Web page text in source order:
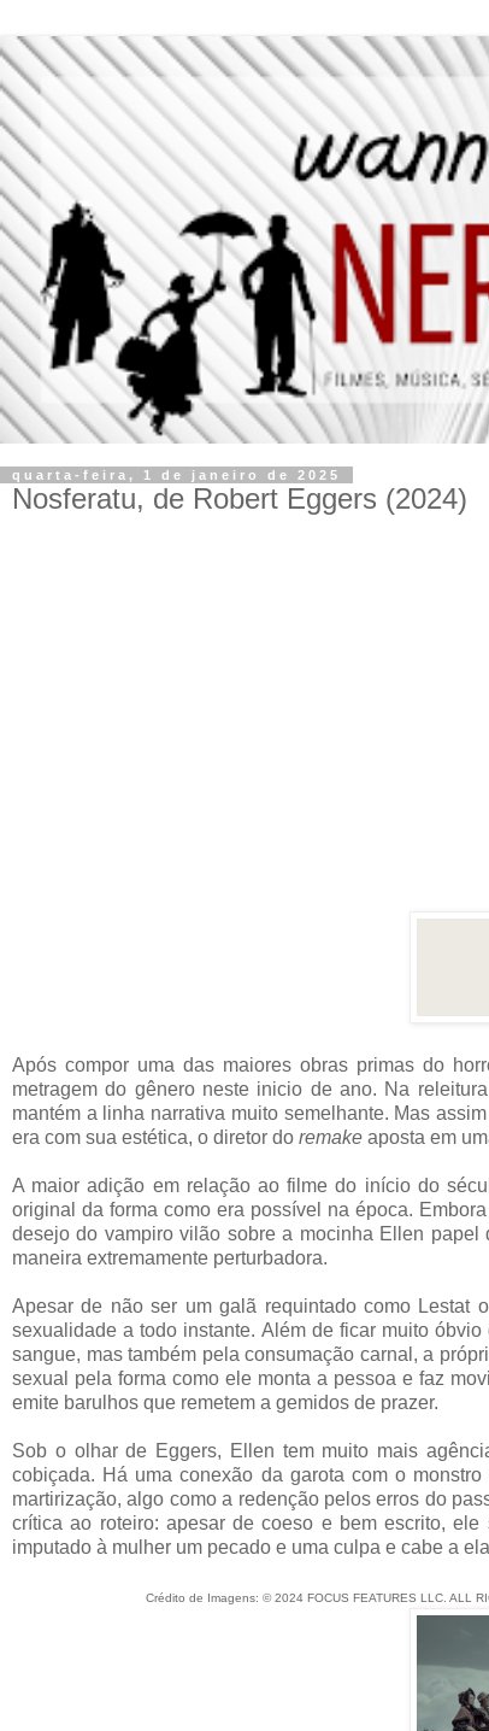
quarta-feira, 1 de janeiro de 2025
Nosferatu, de Robert Eggers (2024)
Após compor uma das maiores obras primas do
metragem do gênero neste inicio de ano. Na
mantém a linha narrativa muito semelhante. Mas
era com sua estética, o diretor do remake aposta em
A maior adição em relação ao filme do início do
original da forma como era possível na época.
desejo do vampiro vilão sobre a mocinha Ellen papel
maneira extremamente perturbadora.
Apesar de não ser um galã requintado como Lestat
sexualidade a todo instante. Além de ficar muito
sangue, mas também pela consumação carnal, a
sexual pela forma como ele monta a pessoa e faz
emite barulhos que remetem a gemidos de prazer.
Sob o olhar de Eggers, Ellen tem muito mais
cobiçada. Há uma conexão da garota com o
martirização, algo como a redenção pelos erros do
crítica ao roteiro: apesar de coeso e bem escrito,
imputado à mulher um pecado e uma culpa e cabe a
Crédito de Imagens: © 2024 FOCUS FEATURES LLC. ALL